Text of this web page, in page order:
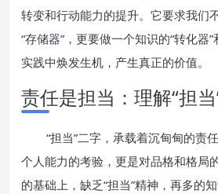
转变和行动能力的提升。它要求我们
“存储器”，更要做一个知识的“转化器
实践中焕发生机，产生真正的价值。
责任是担当：理解“担
“担当”二字，承载着沉甸甸的责
个人能力的考验，更是对品格和格局
的基础上，缺乏“担当”精神，再多的